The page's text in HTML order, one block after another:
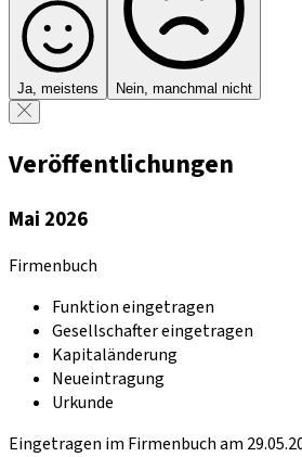
Ja, meistens Nein, manchmal nicht
Veröffentlichungen
Mai 2026
Firmenbuch
Funktion eingetragen
Gesellschafter eingetragen
Kapitaländerung
Neueintragung
Urkunde
Eingetragen im Firmenbuch am